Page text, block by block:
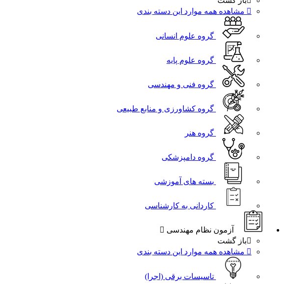
مشاهده همه موارد این دسته بندی
گروه علوم انسانی
گروه علوم پایه
گروه فنی و مهندسی
گروه کشاورزی و منابع طبیعی
گروه هنر
گروه دامپزشکی
بسته های آموزشی
کاردانی به کارشناسی
آزمون نظام مهندسی
باز گشت
مشاهده همه موارد این دسته بندی
تاسیسات برقی (اجرا)